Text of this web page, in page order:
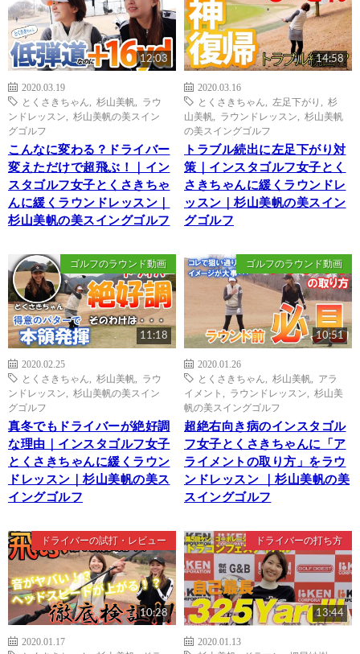
12:03
2020.03.19
とくさきちゃん
杉山美帆
ラウ
ンドレッスン
杉山美帆の美スイン
グゴルフ
こんなに変わる？ドライバー
変えただけで超飛ぶ！｜イン
スタゴルフ女子とくさきちゃ
んに緩くラウンドレッスン｜
杉山美帆の美スイングゴルフ
14:58
2020.03.16
とくさきちゃん
左足下がり
杉
山美帆
ラウンドレッスン
杉山美帆
の美スイングゴルフ
トラブル続出に左足下がり対
策｜インスタゴルフ女子とく
さきちゃんに緩くラウンドレ
ッスン｜杉山美帆の美スイン
グゴルフ
ゴルフのラウンド動画
11:18
2020.02.25
とくさきちゃん
杉山美帆
ラウ
ンドレッスン
杉山美帆の美スイン
グゴルフ
真冬でもドライバーが絶好調
な理由｜インスタゴルフ女子
とくさきちゃんに緩くラウン
ドレッスン｜杉山美帆の美ス
イングゴルフ
ゴルフのラウンド動画
10:51
2020.01.26
とくさきちゃん
杉山美帆
アラ
イメント
ラウンドレッスン
杉山美
帆の美スイングゴルフ
超絶右向き病のインスタゴル
フ女子とくさきちゃんに「ア
ライメントの取り方」をラウ
ンドレッスン ｜杉山美帆の美
スイングゴルフ
ドライバーの試打・レビュー
10:28
2020.01.17
ドライバーの打ち方
13:44
2020.01.13